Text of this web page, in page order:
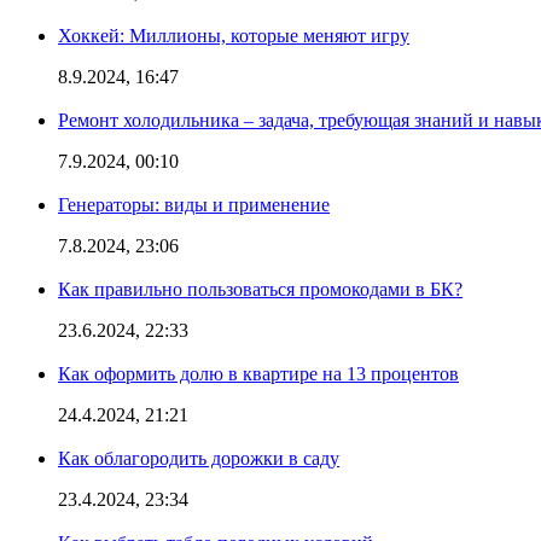
Хоккей: Миллионы, которые меняют игру
8.9.2024, 16:47
Ремонт холодильника – задача, требующая знаний и
7.9.2024, 00:10
Генераторы: виды и применение
7.8.2024, 23:06
Как правильно пользоваться промокодами в БК?
23.6.2024, 22:33
Как оформить долю в квартире на 13 процентов
24.4.2024, 21:21
Как облагородить дорожки в саду
23.4.2024, 23:34